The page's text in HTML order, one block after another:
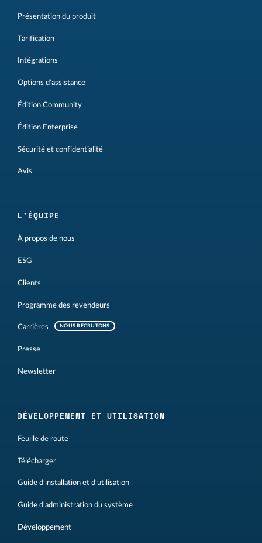
Présentation du produit
Tarification
Intégrations
Options d'assistance
Édition Community
Édition Enterprise
Sécurité et confidentialité
Avis
L'ÉQUIPE
À propos de nous
ESG
Clients
Programme des revendeurs
Carrières NOUS RECRUTONS
Presse
Newsletter
DÉVELOPPEMENT ET UTILISATION
Feuille de route
Télécharger
Guide d'installation et d'utilisation
Guide d'administration du système
Développement